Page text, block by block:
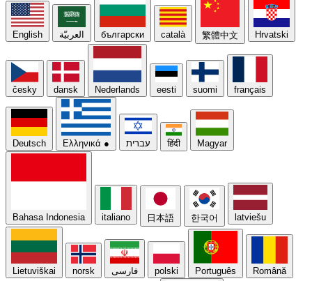
English العربيّة български català 繁體中文 Hrvatski
česky dansk Nederlands eesti suomi français
Deutsch Ελληνικά ● עברית हिंदी Magyar
Bahasa Indonesia italiano 日本語 한국어 latviešu
Lietuviškai norsk فارسی polski Português Română